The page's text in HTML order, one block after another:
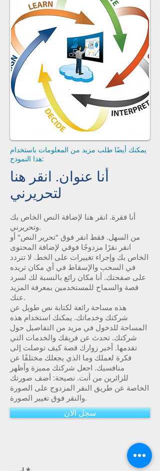
يمكنك أيضًا طلب مزيد من المعلومات باستخدام
هذا النموذج:
أنا عنوان. انقر هنا
لتحريرني
أنا فقرة. انقر هنا لإضافة النص الخاص بك
وتحريرني.
من السهل. فقط انقر فوق "تحرير النص" أو
انقر نقرًا مزدوجًا فوقي لإضافة المحتوى
الخاص بك وإجراء تغييرات على الخط. لا تتردد
في السحب والإسقاط في أي مكان تريده
على صفحتك. أنا مكان رائع بالنسبة لك لسرد
قصة والسماح للمستخدمين بمعرفة المزيد
عنك.
هذه مساحة رائعة لكتابة نص طويل عن
شركتك وخدماتك. يمكنك استخدام هذه
المساحة للدخول في مزيد من التفاصيل حول
شركتك. تحدث عن فريقك والخدمات التي
تقدمها. أخبر زوارك قصة كيف توصلت إلى
فكرة لعملك وما الذي يجعلك مختلفًا عن
منافسيك. اجعل شركتك مميزة وأظهر
للزائرين من أنت. نصيحة: أضف صورتك
الخاصة عن طريق النقر المزدوج على الصورة
والنقر فوق تغيير الصورة.
سجل الان